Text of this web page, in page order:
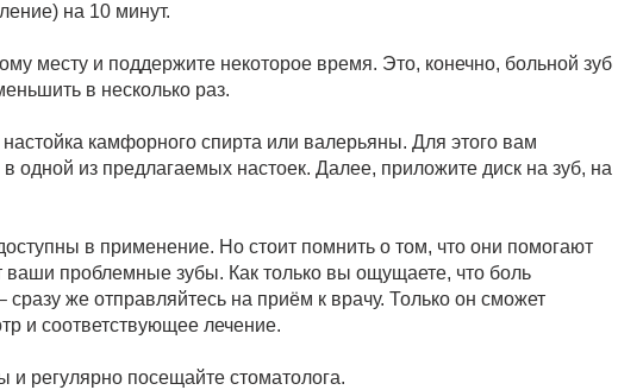
на 10 минут.
месту и поддержите некоторое время. Это, конечно, больной зуб
в несколько раз.
камфорного спирта или валерьяны. Для этого вам
одной из предлагаемых настоек. Далее, приложите диск на зуб, на
в применение. Но стоит помнить о том, что они помогают
ваши проблемные зубы. Как только вы ощущаете, что боль
сразу же отправляйтесь на приём к врачу. Только он сможет
и соответствующее лечение.
и регулярно посещайте стоматолога.